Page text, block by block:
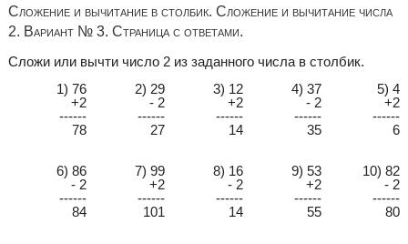
Сложение и вычитание в столбик. Сложение и вычитание числа
2. Вариант № 3. Страница с ответами.
Сложи или вычти число 2 из заданного числа в столбик.
1) 76
2) 29 3) 12 4) 37
5) 4
+2
- 2 +2 - 2
+2
------
------ ------ ------
------
78
27 14 35 6
6) 86 7) 99 8) 16 9) 53
10) 82
- 2
+2 - 2 +2
- 2
------
------ ------ ------
------
84
101 14 55 80